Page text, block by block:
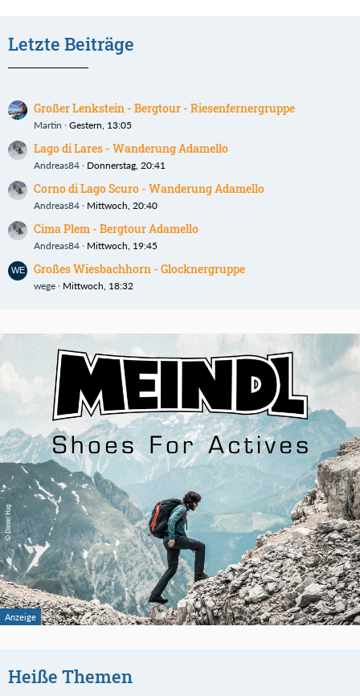
Letzte Beiträge
Großer Lenkstein - Bergtour - Riesenfernergruppe
Martin Gestern, 13:05
Lago di Lares - Wanderung Adamello
Andreas84 Donnerstag, 20:41
Corno di Lago Scuro - Wanderung Adamello
Andreas84 Mittwoch, 20:40
Cima Plem - Bergtour Adamello
Andreas84 Mittwoch, 19:45
Großes Wiesbachhorn - Glocknergruppe
wege Mittwoch, 18:32
Heiße Themen